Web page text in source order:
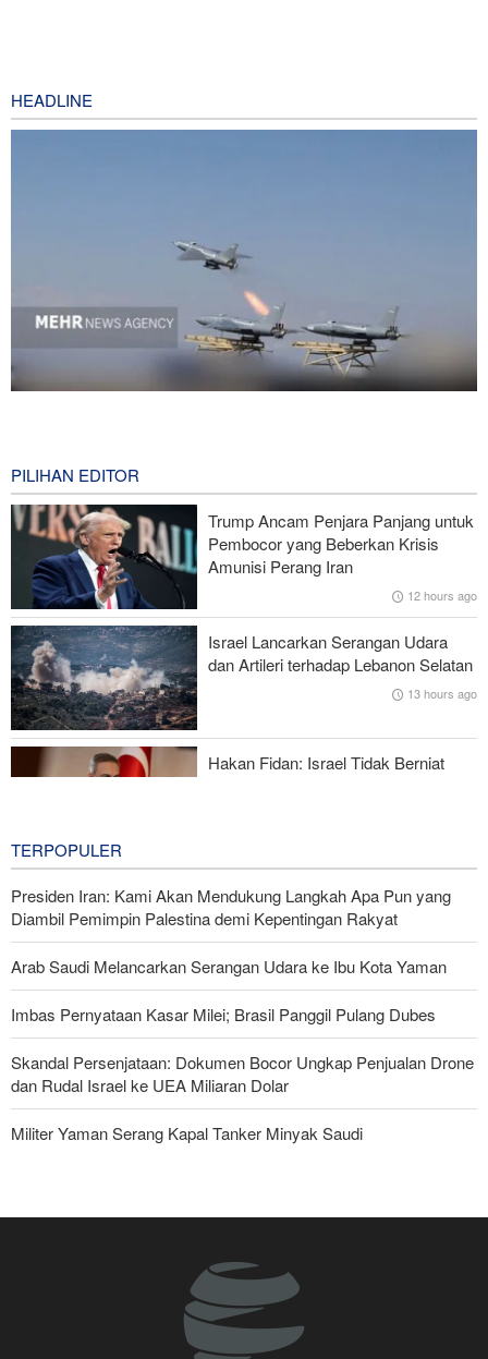
HEADLINE
Brigjen Akrami Nia: Artesh dalam Kondisi Siaga Penuh
Foreign Policy: Riyadh Terjepit di Antara Iran dan Ansarullah,
Kebijakan Ini Gagal
Brigjen Ebnolreza: Teknologi Iran Lebih Unggul daripada Sistem
Impor Mana Pun di Kawasan
Mengapa AS Nyaris Kehabisan Senjata dalam perang melawan
Iran?
PILIHAN EDITOR
Trump Ancam Penjara Panjang untuk
Pembocor yang Beberkan Krisis
Amunisi Perang Iran
12 hours ago
Israel Lancarkan Serangan Udara
dan Artileri terhadap Lebanon Selatan
13 hours ago
Hakan Fidan: Israel Tidak Berniat
TERPOPULER
Presiden Iran: Kami Akan Mendukung Langkah Apa Pun yang
Diambil Pemimpin Palestina demi Kepentingan Rakyat
Arab Saudi Melancarkan Serangan Udara ke Ibu Kota Yaman
Imbas Pernyataan Kasar Milei; Brasil Panggil Pulang Dubes
Skandal Persenjataan: Dokumen Bocor Ungkap Penjualan Drone
dan Rudal Israel ke UEA Miliaran Dolar
Militer Yaman Serang Kapal Tanker Minyak Saudi
Impor Mana Pun di Kawasan
Irak: Jumlah Peziarah yang Masuk sejak Awal Muharam Capai